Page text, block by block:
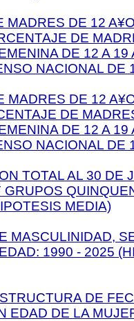
MADRES DE 12
DE
DE 12 A 19
NACIONAL DE
MADRES DE 12
DE
DE 12 A 19
NACIONAL DE
TOTAL AL 30 DE
MEDIA)
MASCULINIDAD,
1990 - 2025
DE
EDAD DE LA